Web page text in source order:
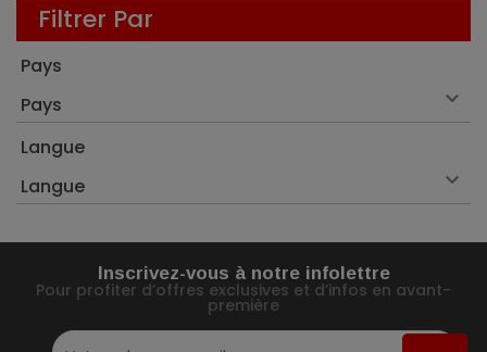
Filtrer Par
Pays
Pays

Langue
Langue

Inscrivez-vous à notre infolettre
Pour profiter d’offres exclusives et d’infos en avant-
première